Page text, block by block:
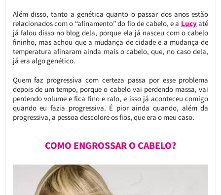
Além disso, tanto a genética quanto o passar dos anos estão
relacionados com o “afinamento” do fio de cabelo, e a Lucyaté
já falou disso no blog dela, porque ela já nasceu com o cabelo
fininho, mas achou que a mudança de cidade e a mudança de
temperatura afinaram ainda mais o cabelo, que, no caso dela,
já era algo genético.
Quem faz progressiva com certeza passa por esse problema
depois de um tempo, porque o cabelo vai perdendo massa, vai
perdendo volume e fica fino e ralo, e isso já aconteceu comigo
quando eu fazia progressiva. É pior ainda quando, além da
progressiva, a pessoa descolore os fios, que era o meu caso.
COMO ENGROSSAR O CABELO?